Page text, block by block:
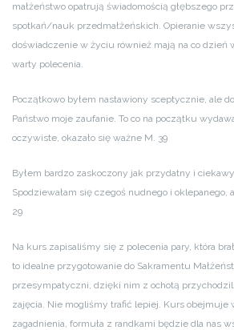
małżeństwo opatrują świadomością głębszego
spotkań/nauk przedmałżeńskich. Opieranie
doświadczenie w życiu również mają na co dzień
warty polecenia.
Początkowo byłem nastawiony sceptycznie, ale
Państwo moje zaufanie. To co na początku
oczywiste, okazało się ważne M. 39
Byłem bardzo zaskoczony jak przydatny i
Spodziewałam się czegoś nudnego i oklepanego,
29
Na kurs zapisaliśmy się z polecenia pary, która
to idealne przygotowanie do Sakramentu
przesympatyczni, dzięki nim z ochotą
zajęcia. Nie mogliśmy trafić lepiej. Kurs
zagadnienia, formuła z randkami będzie dla nas